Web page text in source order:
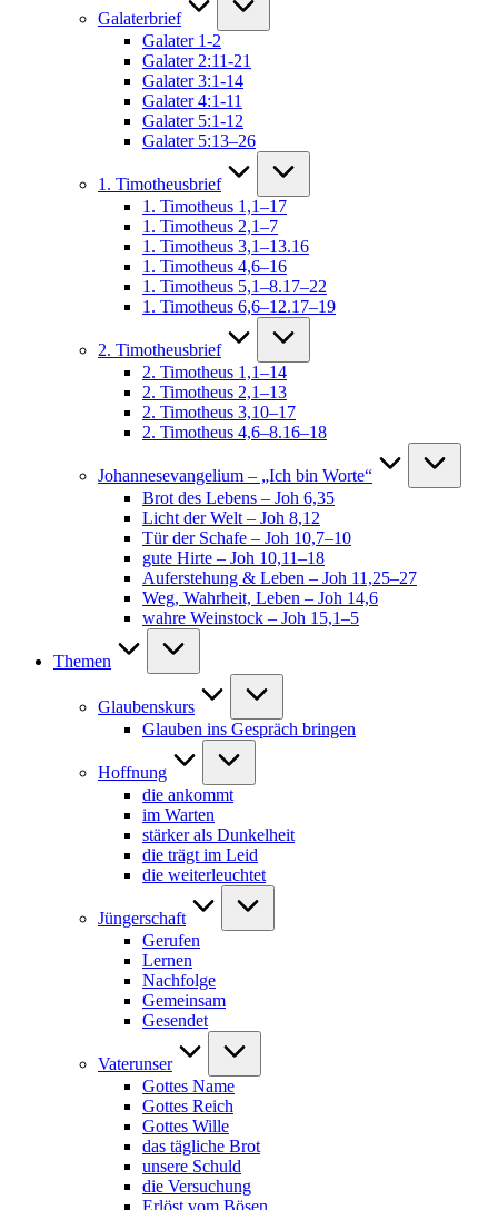
Galaterbrief
Galater 1-2
Galater 2:11-21
Galater 3:1-14
Galater 4:1-11
Galater 5:1-12
Galater 5:13–26
1. Timotheusbrief
1. Timotheus 1,1–17
1. Timotheus 2,1–7
1. Timotheus 3,1–13.16
1. Timotheus 4,6–16
1. Timotheus 5,1–8.17–22
1. Timotheus 6,6–12.17–19
2. Timotheusbrief
2. Timotheus 1,1–14
2. Timotheus 2,1–13
2. Timotheus 3,10–17
2. Timotheus 4,6–8.16–18
Johannesevangelium – „Ich bin Worte“
Brot des Lebens – Joh 6,35
Licht der Welt – Joh 8,12
Tür der Schafe – Joh 10,7–10
gute Hirte – Joh 10,11–18
Auferstehung & Leben – Joh 11,25–27
Weg, Wahrheit, Leben – Joh 14,6
wahre Weinstock – Joh 15,1–5
Themen
Glaubenskurs
Glauben ins Gespräch bringen
Hoffnung
die ankommt
im Warten
stärker als Dunkelheit
die trägt im Leid
die weiterleuchtet
Jüngerschaft
Gerufen
Lernen
Nachfolge
Gemeinsam
Gesendet
Vaterunser
Gottes Name
Gottes Reich
Gottes Wille
das tägliche Brot
unsere Schuld
die Versuchung
Erlöst vom Bösen